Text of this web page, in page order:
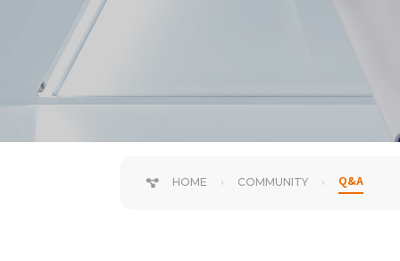
HOME COMMUNITY Q&A